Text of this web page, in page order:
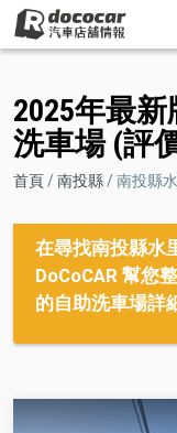
移
至
內
容2025年最
洗車場 (評
導
航
連
結
首頁 南投縣 南投縣
在尋找南投縣水
DoCoCAR 幫您
的自助洗車場詳